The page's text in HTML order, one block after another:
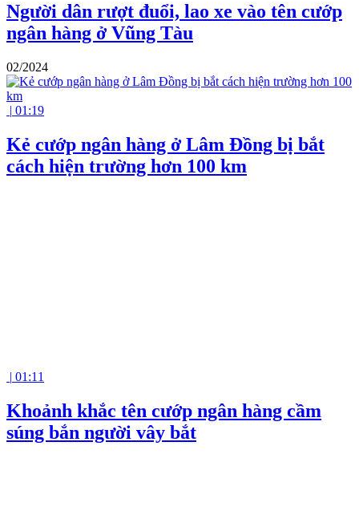
Người dân rượt đuổi, lao xe vào tên cướp
ngân hàng ở Vũng Tàu
02/2024
| 01:19
Kẻ cướp ngân hàng ở Lâm Đồng bị bắt
cách hiện trường hơn 100 km
| 01:11
Khoảnh khắc tên cướp ngân hàng cầm
súng bắn người vây bắt